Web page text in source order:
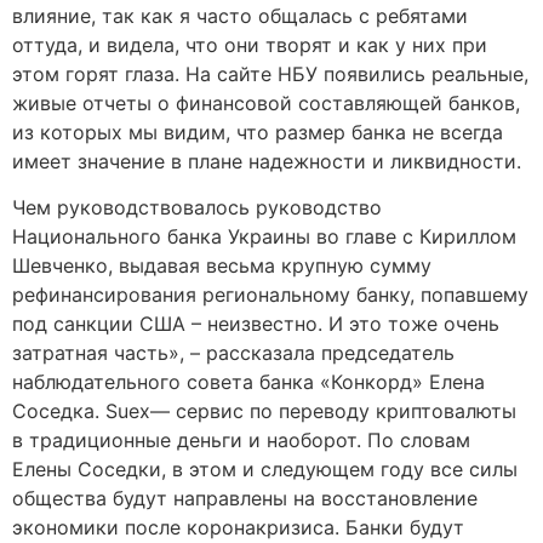
влияние, так как я часто общалась с ребятами
оттуда, и видела, что они творят и как у них при
этом горят глаза. На сайте НБУ появились реальные,
живые отчеты о финансовой составляющей банков,
из которых мы видим, что размер банка не всегда
имеет значение в плане надежности и ликвидности.
Чем руководствовалось руководство
Национального банка Украины во главе с Кириллом
Шевченко, выдавая весьма крупную сумму
рефинансирования региональному банку, попавшему
под санкции США – неизвестно. И это тоже очень
затратная часть», – рассказала председатель
наблюдательного совета банка «Конкорд» Елена
Соседка. Suex— сервис по переводу криптовалюты
в традиционные деньги и наоборот. По словам
Елены Соседки, в этом и следующем году все силы
общества будут направлены на восстановление
экономики после коронакризиса. Банки будут